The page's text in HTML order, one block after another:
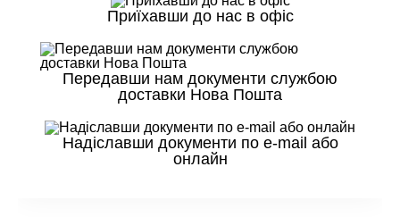
Приїхавши до нас в офіс
Передавши нам документи службою
доставки Нова Пошта
Надіславши документи по e-mail або
онлайн